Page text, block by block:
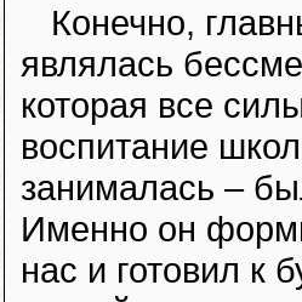
Конечно,
являлась
которая все
воспитание
занималась –
Именно он
нас и готовил к